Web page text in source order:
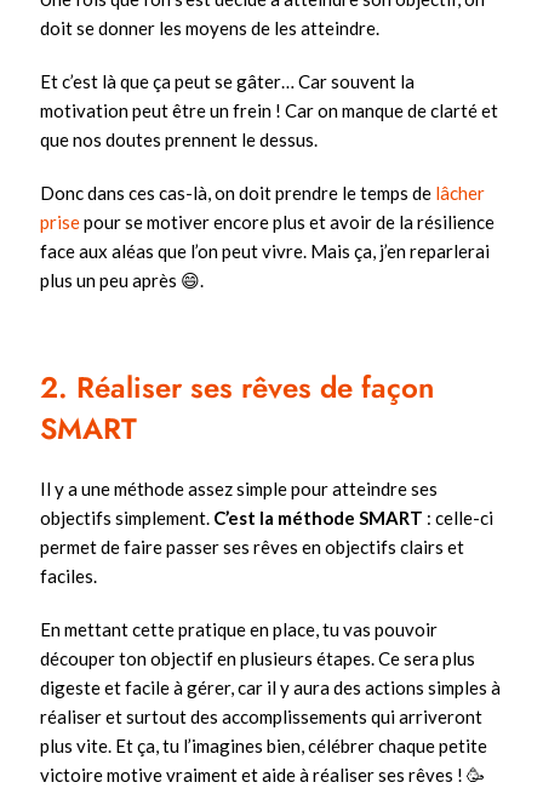
doit se donner les moyens de les atteindre.
Et c’est là que ça peut se gâter… Car souvent la
motivation peut être un frein ! Car on manque de clarté et
que nos doutes prennent le dessus.
Donc dans ces cas-là, on doit prendre le temps de lâcher
prisepour se motiver encore plus et avoir de la résilience
face aux aléas que l’on peut vivre. Mais ça, j’en reparlerai
plus un peu après 😄.
2. Réaliser ses rêves de façon
SMART
Il y a une méthode assez simple pour atteindre ses
objectifs simplement. C’est la méthode SMART : celle-ci
permet de faire passer ses rêves en objectifs clairs et
faciles.
En mettant cette pratique en place, tu vas pouvoir
découper ton objectif en plusieurs étapes. Ce sera plus
digeste et facile à gérer, car il y aura des actions simples à
réaliser et surtout des accomplissements qui arriveront
plus vite. Et ça, tu l’imagines bien, célébrer chaque petite
victoire motive vraiment et aide à réaliser ses rêves ! 🥳